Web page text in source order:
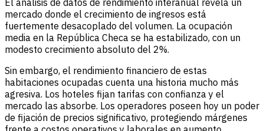
mercado donde el crecimiento de ingresos está
fuertemente desacoplado del volumen. La ocupación
media en la República Checa se ha estabilizado, con un
modesto crecimiento absoluto del 2%.
Sin embargo, el rendimiento financiero de estas
habitaciones ocupadas cuenta una historia mucho más
agresiva. Los hoteles fijan tarifas con confianza y el
mercado las absorbe. Los operadores poseen hoy un poder
de fijación de precios significativo, protegiendo márgenes